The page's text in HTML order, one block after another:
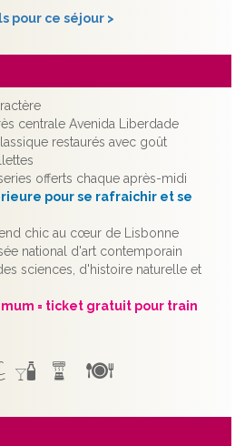
pour ce séjour >
centrale Avenida Liberdade
restaurés avec goût
offerts chaque après-midi
pour se rafraichir et se
chic au cœur de Lisbonne
national d'art contemporain
sciences, d'histoire naturelle et
= ticket gratuit pour train